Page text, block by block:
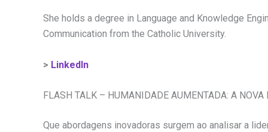
She holds a degree in Language and Knowledge
Communication from the Catholic University.
> LinkedIn
FLASH TALK – HUMANIDADE AUMENTADA: A
Que abordagens inovadoras surgem ao analisar a